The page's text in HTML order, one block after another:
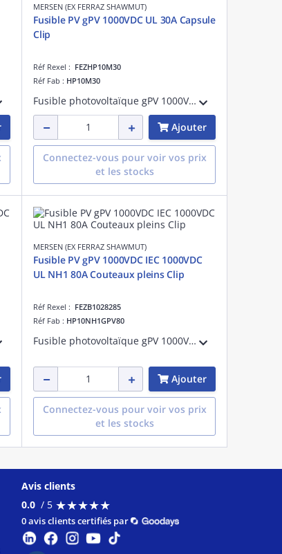
MERSEN (EX FERRAZ SHAWMUT)
Fusible PV gPV 1000VDC UL 30A Capsule
Clip
Réf Rexel : FEZHP10M30
Réf Fab : HP10M30
Fusible photovoltaïque gPV 1000VDC UL 30A Avec Capsule Pour Clip
Ajouter
Connectez-vous pour voir vos prix
et les stocks
MERSEN (EX FERRAZ SHAWMUT)
Fusible PV gPV 1000VDC IEC 1000VDC
UL NH1 80A Couteaux pleins Clip
Réf Rexel : FEZB1028285
Réf Fab : HP10NH1GPV80
Fusible photovoltaïque gPV 1000VDC IEC 1000VDC UL Taille NH1 80A Avec Couteaux pleins Pour Clip
Ajouter
Connectez-vous pour voir vos prix
et les stocks
Avis clients
0.0 / 5 ★★★★★
★★★★★
0 avis clients certifiés par